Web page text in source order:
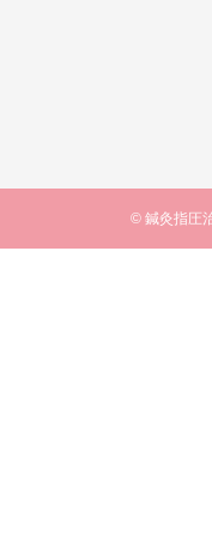
© 鍼灸指圧